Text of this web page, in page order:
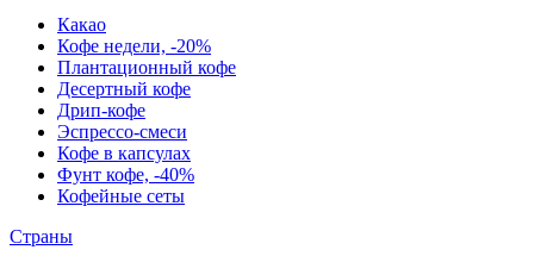
Какао
Кофе недели, -20%
Плантационный кофе
Десертный кофе
Дрип-кофе
Эспрессо-смеси
Кофе в капсулах
Фунт кофе, -40%
Кофейные сеты
Страны